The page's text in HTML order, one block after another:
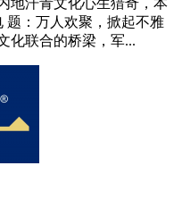
地汗青文化心生猎奇，本
题：万人欢聚，掀起不雅
化联合的桥梁，军...